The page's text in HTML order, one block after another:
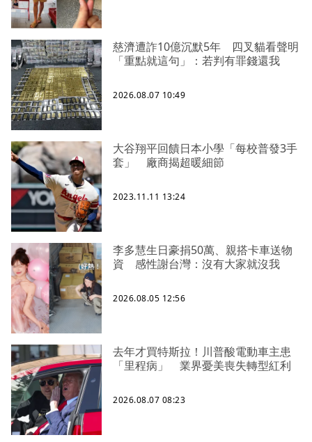
慈濟遭詐10億沉默5年 四叉貓看聲明
「重點就這句」：若判有罪錢還我
2026.08.07 10:49
大谷翔平回饋日本小學「每校普發3手
套」 廠商揭超暖細節
2023.11.11 13:24
李多慧生日豪捐50萬、親搭卡車送物
資 感性謝台灣：沒有大家就沒我
2026.08.05 12:56
去年才買特斯拉！川普酸電動車主患
「里程病」 業界憂美喪失轉型紅利
2026.08.07 08:23